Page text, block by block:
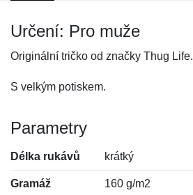
Určení: Pro muže
Originální tričko od značky Thug Life.
S velkým potiskem.
Parametry
Délka rukávů krátký
Gramáž 160 g/m2